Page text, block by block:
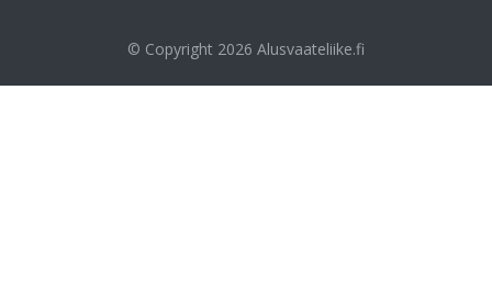
© Copyright 2026 Alusvaateliike.fi